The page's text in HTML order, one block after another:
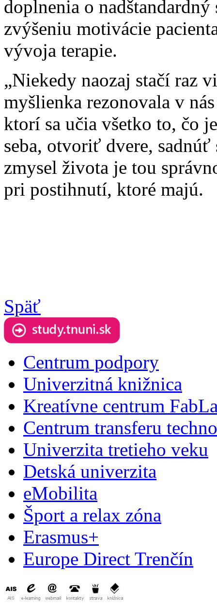
doplnenia o
zvýšeniu motivácie
vývoja terapie.
„Niekedy naozaj stačí raz
myšlienka rezonovala v
ktorí sa učia všetko to, čo
seba, otvoriť dvere,
zmysel života je tou
pri postihnutí, ktoré majú.
Späť
Centrum podpory
Univerzitná knižnica
Kreatívne centrum
Centrum transferu
Univerzita tretieho veku
Detská univerzita
eMobilita
Šport a relax zóna
Erasmus+
Europe Direct Trenčín